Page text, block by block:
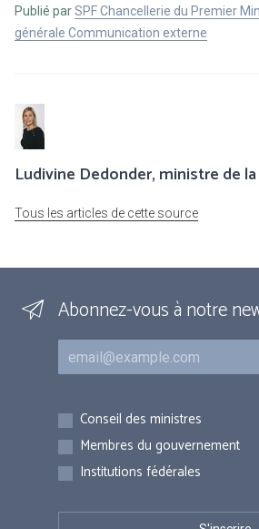
Publié parSPF Chancellerie du Premier
générale Communication externe
Ludivine Dedonder, ministre de
Tous les articles de cette source
Abonnez-vous à notre
Courriel
Inscriptions
Conseil des ministres
Membres du gouvernement
Institutions fédérales